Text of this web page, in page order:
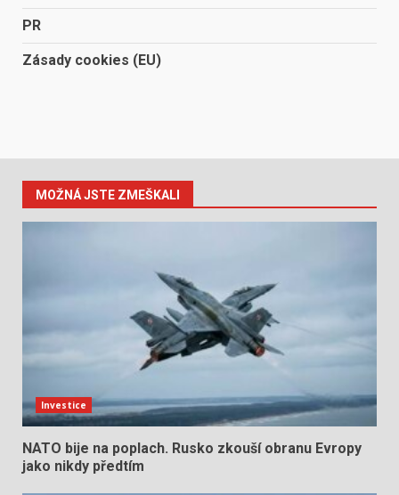
PR
Zásady cookies (EU)
MOŽNÁ JSTE ZMEŠKALI
Investice
NATO bije na poplach. Rusko zkouší obranu Evropy
jako nikdy předtím